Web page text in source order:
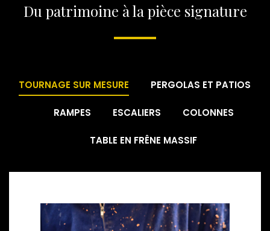
Du patrimoine à la pièce signature
TOURNAGE SUR MESURE PERGOLAS ET PATIOS
RAMPES ESCALIERS COLONNES
TABLE EN FRÊNE MASSIF